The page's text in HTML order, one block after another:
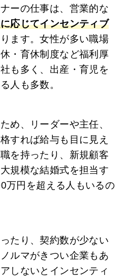
ーの仕事は、営業的な
応じてインセンティブ
ます。女性が多い職場
・育休制度など福利厚
も多く、出産・育児を
人も多数。
め、リーダーや主任、
すれば給与も目に見え
を持ったり、新規顧客
規模な結婚式を担当す
万円を超える人もいるの
たり、契約数が少ない
ルマがきつい企業もあ
しないとインセンティ